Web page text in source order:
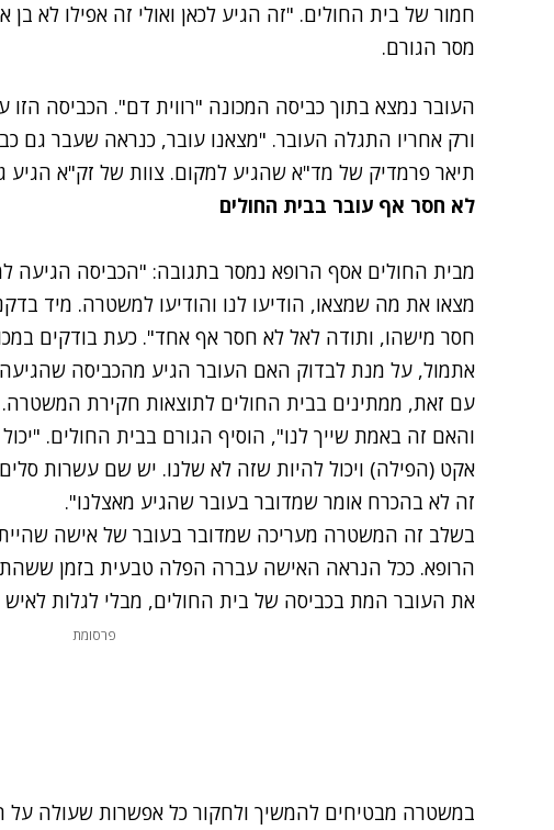
חמור של בית החולים. "זה הגיע לכאן ואולי זה אפילו לא בן
מסר הגורם.
העובר נמצא בתוך כביסה המכונה "רווית דם". הכביסה הזו
ורק אחריו התגלה העובר. "מצאנו עובר, כנראה שעבר גם
תיאר פרמדיק של מד"א שהגיע למקום. צוות של זק"א הגיע
לא חסר אף עובר בבית החולים
מבית החולים אסף הרופא נמסר בתגובה: "הכביסה הגיעה
מצאו את מה שמצאו, הודיעו לנו והודיעו למשטרה. מיד
חסר מישהו, ותודה לאל לא חסר אף אחד". כעת בודקים
אתמול, על מנת לבדוק האם העובר הגיע מהכביסה
עם זאת, ממתינים בבית החולים לתוצאות חקירת
והאם זה באמת שייך לנו", הוסיף הגורם בבית החולים.
אקט (הפילה) ויכול להיות שזה לא שלנו. יש שם עשרות
זה לא בהכרח אומר שמדובר בעובר שהגיע מאצלנו".
בשלב זה המשטרה מעריכה שמדובר בעובר של אישה
הרופא. ככל הנראה האישה עברה הפלה טבעית בזמן
את העובר המת בכביסה של בית החולים, מבלי לגלות לאיש
פרסומת
במשטרה מבטיחים להמשיך ולחקור כל אפשרות שעולה על